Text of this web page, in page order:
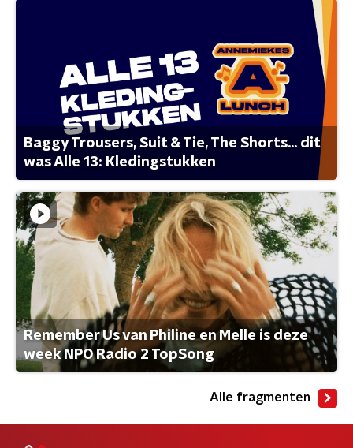
Baggy Trousers, Suit & Tie, The Shorts... dit
was Alle 13: Kledingstukken
Remember Us van Philine en Melle is deze
week NPO Radio 2 TopSong
Alle fragmenten